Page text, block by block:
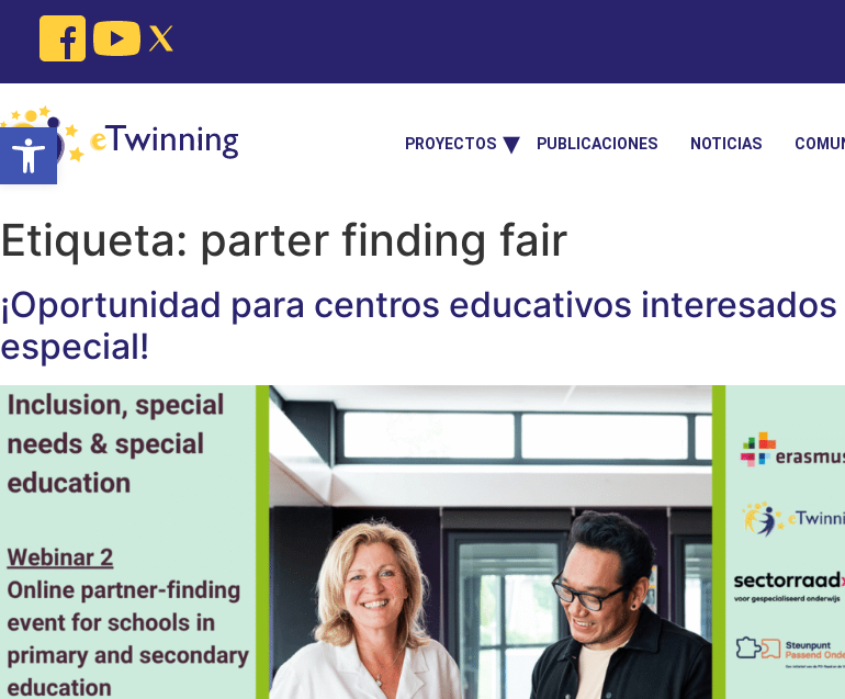
Open toolbar
content
PROYECTOS PUBLICACIONES NOTICIAS
Etiqueta: parter finding fair
¡Oportunidad para centros educativos
especial!